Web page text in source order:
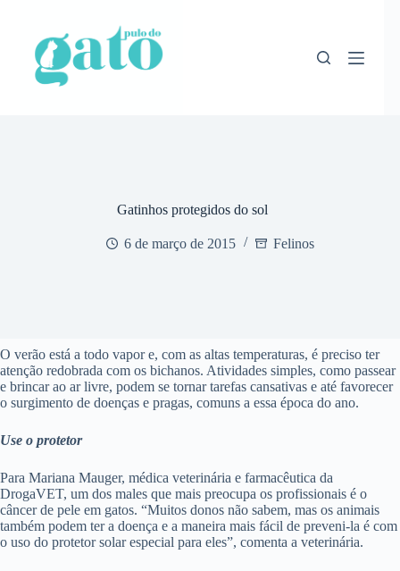
conteúdo
Gatinhos protegidos do sol
6 de março de 2015 Felinos
O verão está a todo vapor e, com as altas temperaturas, é preciso ter
atenção redobrada com os bichanos. Atividades simples, como passear
e brincar ao ar livre, podem se tornar tarefas cansativas e até favorecer
o surgimento de doenças e pragas, comuns a essa época do ano.
Use o protetor
Para Mariana Mauger, médica veterinária e farmacêutica da
DrogaVET, um dos males que mais preocupa os profissionais é o
câncer de pele em gatos. “Muitos donos não sabem, mas os animais
também podem ter a doença e a maneira mais fácil de preveni-la é com
o uso do protetor solar especial para eles”, comenta a veterinária.